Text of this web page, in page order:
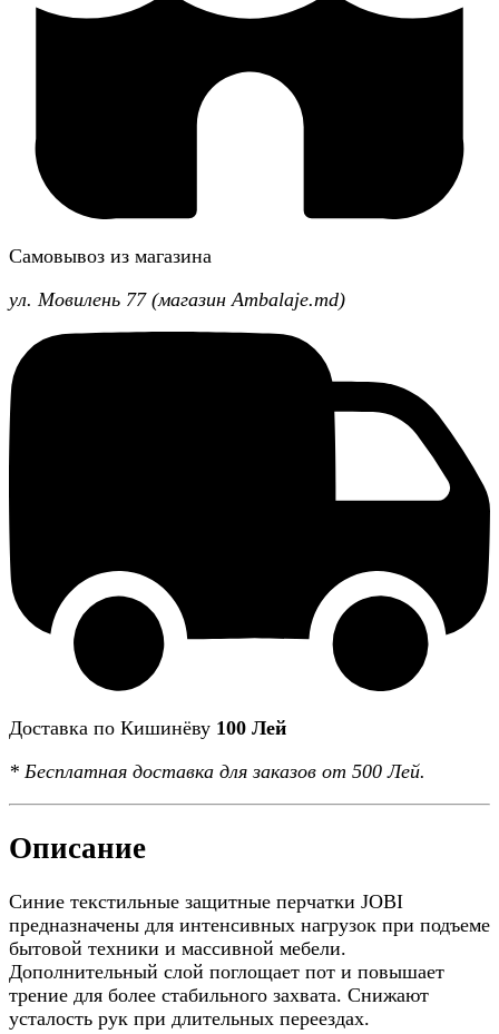
Самовывоз из магазина
ул. Мовилень 77 (магазин Ambalaje.md)
Доставка по Кишинёву 100 Лей
* Бесплатная доставка для заказов от 500 Лей.
Описание
Синие текстильные защитные перчатки JOBI
предназначены для интенсивных нагрузок при подъеме
бытовой техники и массивной мебели.
Дополнительный слой поглощает пот и повышает
трение для более стабильного захвата. Снижают
усталость рук при длительных переездах.